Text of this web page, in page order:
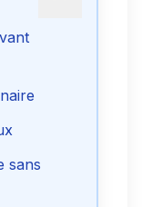
sans